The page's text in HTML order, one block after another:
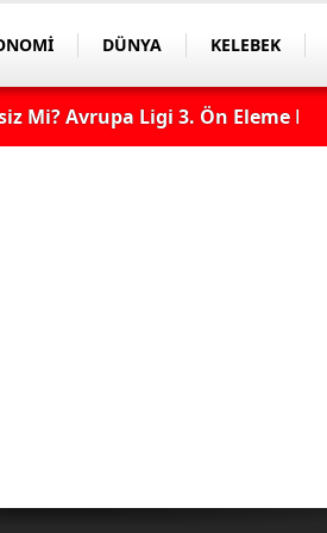
DÜNYA KELEBEK
Mi? Avrupa Ligi 3. Ön Eleme Maçı